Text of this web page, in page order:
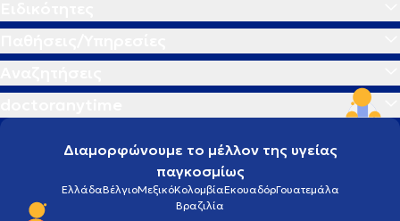
Διαμορφώνουμε το μέλλον της υγείας
παγκοσμίως
ΕλλάδαΒέλγιοΜεξικόΚολομβίαΕκουαδόρΓουατεμάλα
Βραζιλία